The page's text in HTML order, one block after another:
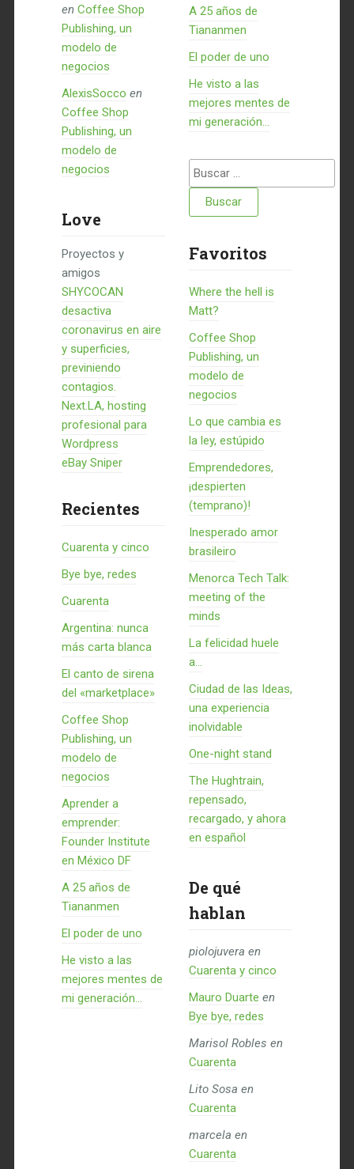
en Coffee Shop
Publishing, un
modelo de
negocios
AlexisSocco en
Coffee Shop
Publishing, un
modelo de
negocios
Love
Proyectos y
amigos
SHYCOCAN
desactiva
coronavirus en aire
y superficies,
previniendo
contagios.
Next.LA, hosting
profesional para
Wordpress
eBay Sniper
Recientes
Cuarenta y cinco
Bye bye, redes
Cuarenta
Argentina: nunca
más carta blanca
El canto de sirena
del «marketplace»
Coffee Shop
Publishing, un
modelo de
negocios
Aprender a
emprender:
Founder Institute
en México DF
A 25 años de
Tiananmen
El poder de uno
He visto a las
mejores mentes de
mi generación…
A 25 años de
Tiananmen
El poder de uno
He visto a las
mejores mentes de
mi generación…
Buscar:
Favoritos
Where the hell is
Matt?
Coffee Shop
Publishing, un
modelo de
negocios
Lo que cambia es
la ley, estúpido
Emprendedores,
¡despierten
(temprano)!
Inesperado amor
brasileiro
Menorca Tech Talk:
meeting of the
minds
La felicidad huele
a...
Ciudad de las Ideas,
una experiencia
inolvidable
One-night stand
The Hughtrain,
repensado,
recargado, y ahora
en español
De qué
hablan
piolojuvera en
Cuarenta y cinco
Mauro Duarte en
Bye bye, redes
Marisol Robles en
Cuarenta
Lito Sosa en
Cuarenta
marcela en
Cuarenta